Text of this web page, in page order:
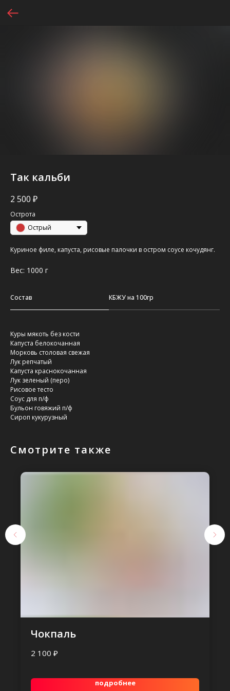
Так кальби
2 500 ₽
Острота
Острый
Куриное филе, капуста, рисовые палочки в остром соусе кочудянг.
Вес: 1000 г
Состав КБЖУ на 100гр
Куры мякоть без кости
Капуста белокочанная
Морковь столовая свежая
Лук репчатый
Капуста краснокочанная
Лук зеленый (перо)
Рисовое тесто
Соус для п/ф
Бульон говяжий п/ф
Сироп кукурузный
Смотрите также
Чокпаль
2 100 ₽
подробнее